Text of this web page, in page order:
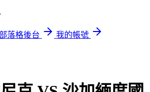
落格後台
我的帳號